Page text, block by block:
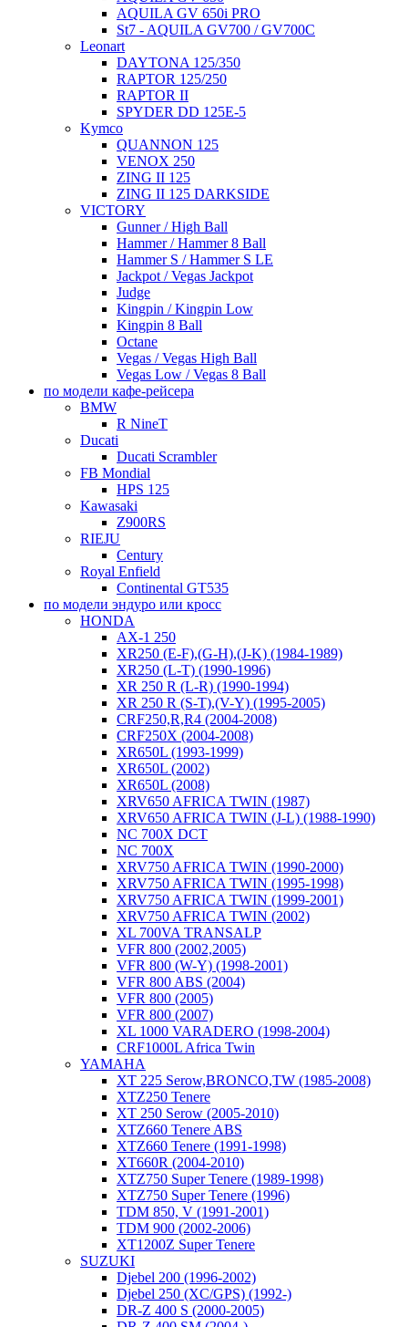
AQUILA GV 650i PRO
St7 - AQUILA GV700 / GV700C
Leonart
DAYTONA 125/350
RAPTOR 125/250
RAPTOR II
SPYDER DD 125E-5
Kymco
QUANNON 125
VENOX 250
ZING II 125
ZING II 125 DARKSIDE
VICTORY
Gunner / High Ball
Hammer / Hammer 8 Ball
Hammer S / Hammer S LE
Jackpot / Vegas Jackpot
Judge
Kingpin / Kingpin Low
Kingpin 8 Ball
Octane
Vegas / Vegas High Ball
Vegas Low / Vegas 8 Ball
по модели кафе-рейсера
BMW
R NineT
Ducati
Ducati Scrambler
FB Mondial
HPS 125
Kawasaki
Z900RS
RIEJU
Century
Royal Enfield
Continental GT535
по модели эндуро или кросс
HONDA
AX-1 250
XR250 (E-F),(G-H),(J-K) (1984-1989)
XR250 (L-T) (1990-1996)
XR 250 R (L-R) (1990-1994)
XR 250 R (S-T),(V-Y) (1995-2005)
CRF250,R,R4 (2004-2008)
CRF250X (2004-2008)
XR650L (1993-1999)
XR650L (2002)
XR650L (2008)
XRV650 AFRICA TWIN (1987)
XRV650 AFRICA TWIN (J-L) (1988-1990)
NC 700X DCT
NC 700X
XRV750 AFRICA TWIN (1990-2000)
XRV750 AFRICA TWIN (1995-1998)
XRV750 AFRICA TWIN (1999-2001)
XRV750 AFRICA TWIN (2002)
XL 700VA TRANSALP
VFR 800 (2002,2005)
VFR 800 (W-Y) (1998-2001)
VFR 800 ABS (2004)
VFR 800 (2005)
VFR 800 (2007)
XL 1000 VARADERO (1998-2004)
CRF1000L Africa Twin
YAMAHA
XT 225 Serow,BRONCO,TW (1985-2008)
XTZ250 Tenere
XT 250 Serow (2005-2010)
XTZ660 Tenere ABS
XTZ660 Tenere (1991-1998)
XT660R (2004-2010)
XTZ750 Super Tenere (1989-1998)
XTZ750 Super Tenere (1996)
TDM 850, V (1991-2001)
TDM 900 (2002-2006)
XT1200Z Super Tenere
SUZUKI
Djebel 200 (1996-2002)
Djebel 250 (XC/GPS) (1992-)
DR-Z 400 S (2000-2005)